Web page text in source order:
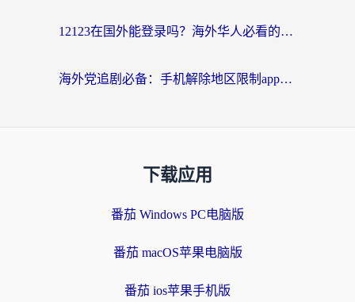
12123在国外能登录吗？海外华人必看的回国加速实用指南
海外党追剧必备：手机解除地区限制app怎么选？解决央视视频&国内剧地区限制全指南
下载应用
番茄 Windows PC电脑版
番茄 macOS苹果电脑版
番茄 ios苹果手机版